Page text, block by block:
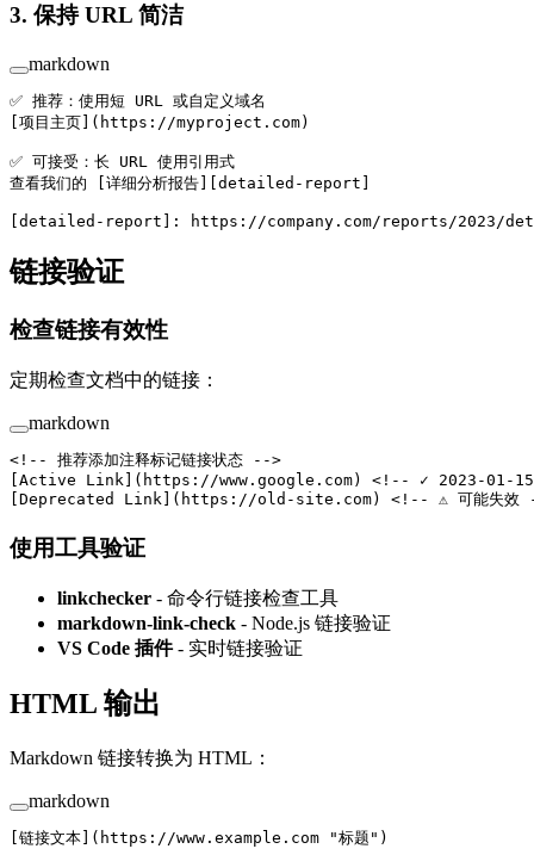
3. 保持 URL 简洁
markdown
✅ 推荐：使用短 URL 或自定义域名
[项目主页]( https://myproject.com)
✅ 可接受：长 URL 使用引用式
查看我们的 [详细分析报告][detailed-report ]
[detailed-report ]: https://company.com/reports/2023/
链接验证
检查链接有效性
定期检查文档中的链接：
markdown
<!-- 推荐添加注释标记链接状态 -->
Active Link ]( https://www.google.com) <!-- ✓ 2023-01-
Deprecated Link ]( https://old-site.com) <!-- ⚠️ 可能失效
使用工具验证
linkchecker - 命令行链接检查工具
markdown-link-check - Node.js 链接验证
VS Code 插件- 实时链接验证
HTML 输出
Markdown 链接转换为 HTML：
markdown
链接文本 ]( https://www.example.com "标题 " )